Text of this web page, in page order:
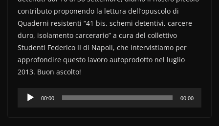
e
b
o
o
k
er di
vi
di
contributo proponendo la lettura dell’opuscolo di
Quaderni resistenti “41 bis, schemi detentivi, carcere
duro, isolamento carcerario” a cura del collettivo
Studenti Federico II di Napoli, che intervistiamo per
approfondire questo lavoro autoprodotto nel luglio
2013. Buon ascolto!
Audio
00:00 00:00